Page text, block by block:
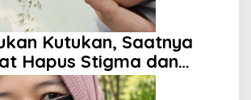
Kutukan, Saatnya
Hapus Stigma dan